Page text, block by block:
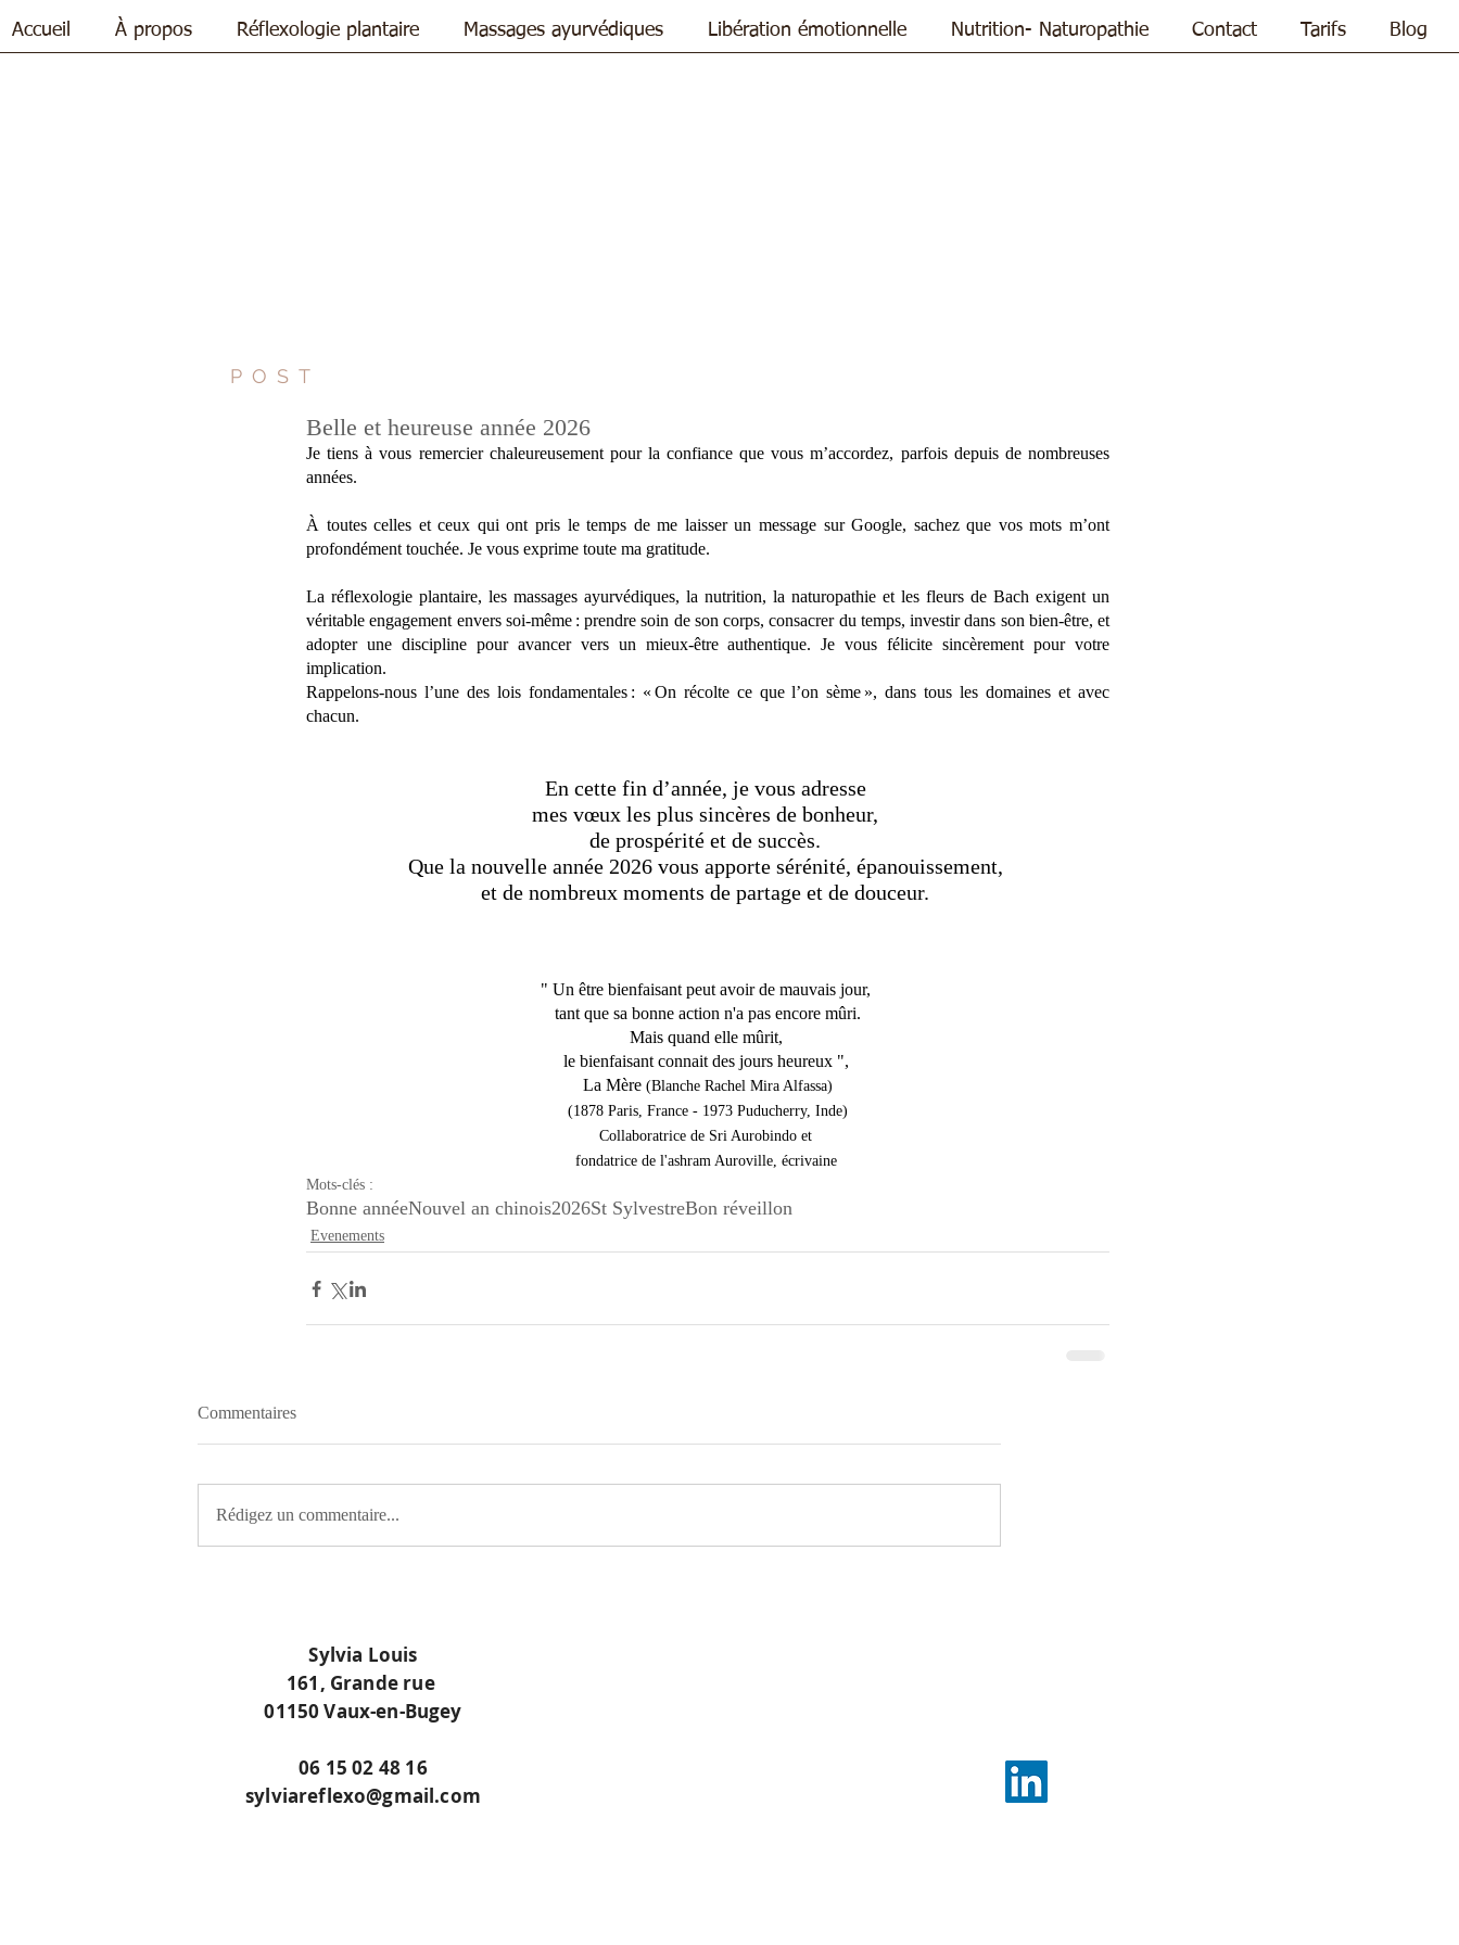
Accueil À propos Réflexologie plantaire Massages ayurvédiques Libération émotionnelle Nutrition- Naturopathie Contact Tarifs Blog
POST
Belle et heureuse année 2026
Je tiens à vous remercier chaleureusement pour la confiance que vous m’accordez, parfois depuis de nombreuses
années.
À toutes celles et ceux qui ont pris le temps de me laisser un message sur Google, sachez que vos mots m’ont
profondément touchée. Je vous exprime toute ma gratitude.
La réflexologie plantaire, les massages ayurvédiques, la nutrition, la naturopathie et les fleurs de Bach exigent un
véritable engagement envers soi-même : prendre soin de son corps, consacrer du temps, investir dans son bien-être, et
adopter une discipline pour avancer vers un mieux-être authentique. Je vous félicite sincèrement pour votre
implication.
Rappelons-nous l’une des lois fondamentales : « On récolte ce que l’on sème », dans tous les domaines et avec
chacun.
En cette fin d’année, je vous adresse
mes vœux les plus sincères de bonheur,
de prospérité et de succès.
Que la nouvelle année 2026 vous apporte sérénité, épanouissement,
et de nombreux moments de partage et de douceur.
" Un être bienfaisant peut avoir de mauvais jour,
tant que sa bonne action n'a pas encore mûri.
Mais quand elle mûrit,
le bienfaisant connait des jours heureux ",
La Mère (Blanche Rachel Mira Alfassa)
(1878 Paris, France - 1973 Puducherry, Inde)
Collaboratrice de Sri Aurobindo et
fondatrice de l'ashram Auroville, écrivaine
Mots-clés :
Bonne annéeNouvel an chinois2026St SylvestreBon réveillon
Evenements
Commentaires
Rédigez un commentaire...
Sylvia Louis
161, Grande rue
01150 Vaux-en-Bugey
06 15 02 48 16
sylviareflexo@gmail.com